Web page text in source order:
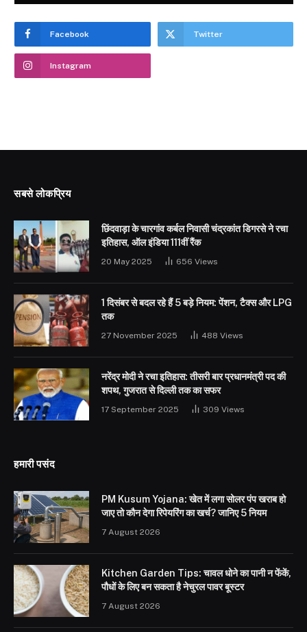
Facebook Twitter
Instagram
सबसे लोकप्रिय
छिंदवाड़ा के चारगांव कर्बल निवासी चंद्रकांत डिगरसे ने रचा
इतिहास, ऑल इंडिया 111वीं रैंक
20 May 2025 656 Views
1 दिसंबर से बदल रहे हैं 5 बड़े नियम: पेंशन, टैक्स और LPG
तक
27 November 2025 488 Views
नरेंद्र मोदी ने रचा इतिहास: तीसरी बार प्रधानमंत्री पद की
शपथ, गुजरात से दिल्ली तक का सफर
17 September 2025 309 Views
हमारी पसंद
PM Kusum Yojana: खेत में लगा सोलर पंप खराब हो
जाए तो कौन देगा रिपेयरिंग का खर्च? जानिए 5 नियम
7 August 2026
Kitchen Garden Tips: चावल धोने का पानी न फेंकें,
पौधों के लिए बन सकता है नेचुरल पावर बूस्टर
7 August 2026